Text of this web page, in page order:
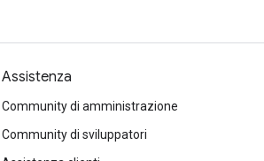
Assistenza
Community di amministrazione
Community di sviluppatori